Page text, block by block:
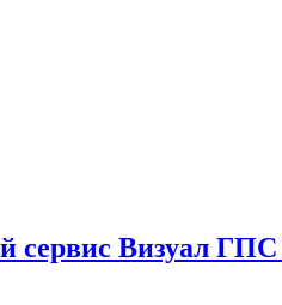
сервис Визуал